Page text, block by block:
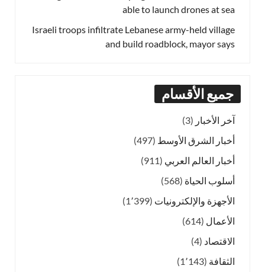
able to launch drones at sea
Israeli troops infiltrate Lebanese army-held village
and build roadblock, mayor says
جميع الأقسام
آخر الأخبار (3)
أخبار الشرق الأوسط (497)
أخبار العالم العربي (911)
أسلوب الحياة (568)
الأجهزة والإلكترونيات (1٬399)
الأعمال (614)
الاقتصاد (4)
الثقافة (1٬143)